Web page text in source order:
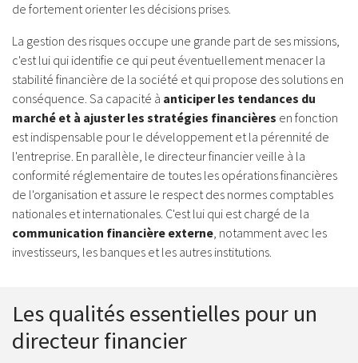
de fortement orienter les décisions prises.
La gestion des risques occupe une grande part de ses missions,
c'est lui qui identifie ce qui peut éventuellement menacer la
stabilité financière de la société et qui propose des solutions en
conséquence. Sa capacité à anticiper les tendances du
marché et à ajuster les stratégies financières en fonction
est indispensable pour le développement et la pérennité de
l'entreprise. En parallèle, le directeur financier veille à la
conformité réglementaire de toutes les opérations financières
de l'organisation et assure le respect des normes comptables
nationales et internationales. C'est lui qui est chargé de la
communication financière externe, notamment avec les
investisseurs, les banques et les autres institutions.
Les qualités essentielles pour un
directeur financier